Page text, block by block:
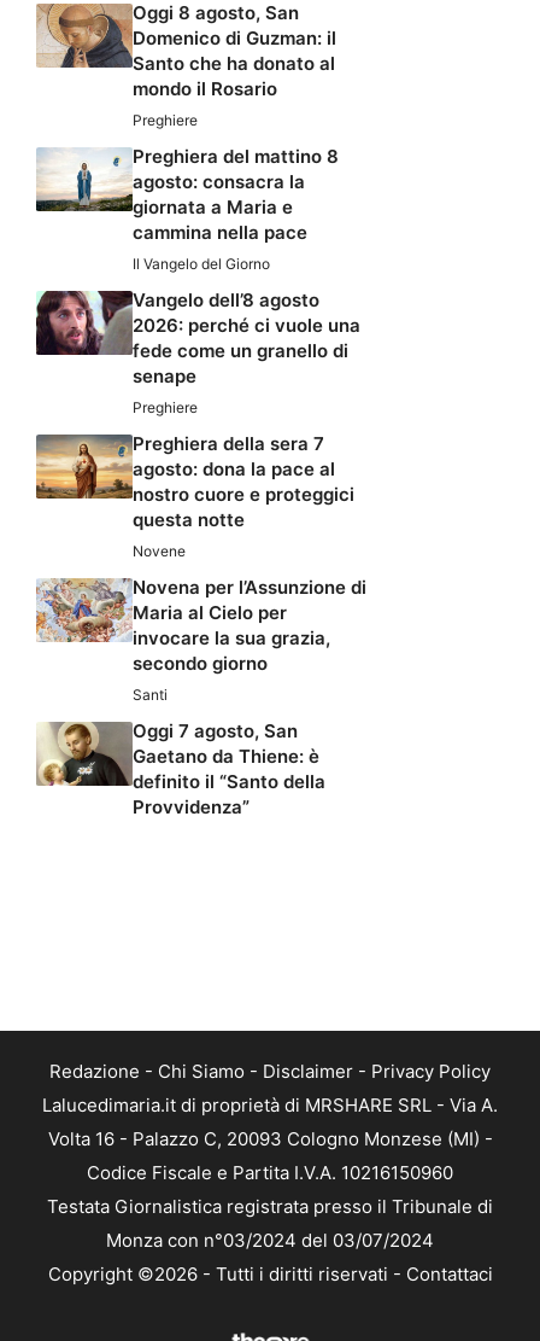
Oggi 8 agosto, San
Domenico di Guzman: il
Santo che ha donato al
mondo il Rosario
Preghiere
Preghiera del mattino 8
agosto: consacra la
giornata a Maria e
cammina nella pace
Il Vangelo del Giorno
Vangelo dell’8 agosto
2026: perché ci vuole una
fede come un granello di
senape
Preghiere
Preghiera della sera 7
agosto: dona la pace al
nostro cuore e proteggici
questa notte
Novene
Novena per l’Assunzione di
Maria al Cielo per
invocare la sua grazia,
secondo giorno
Santi
Oggi 7 agosto, San
Gaetano da Thiene: è
definito il “Santo della
Provvidenza”
Redazione - Chi Siamo - Disclaimer - Privacy Policy
Lalucedimaria.it di proprietà di MRSHARE SRL - Via A.
Volta 16 - Palazzo C, 20093 Cologno Monzese (MI) -
Codice Fiscale e Partita I.V.A. 10216150960
Testata Giornalistica registrata presso il Tribunale di
Monza con n°03/2024 del 03/07/2024
Copyright ©2026 - Tutti i diritti riservati - Contattaci